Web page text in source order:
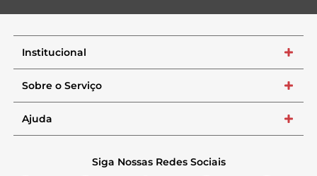
Institucional +
Sobre o Serviço +
Ajuda +
Siga Nossas Redes Sociais